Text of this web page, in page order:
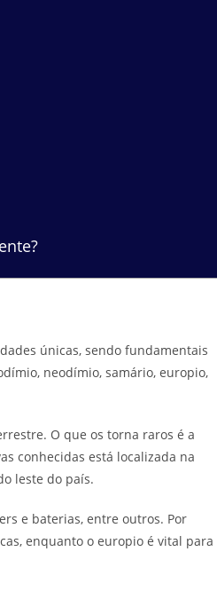
únicas, sendo fundamentais
neodímio, samário, europio,
O que os torna raros é a
conhecidas está localizada na
leste do país.
e baterias, entre outros. Por
enquanto o europio é vital para